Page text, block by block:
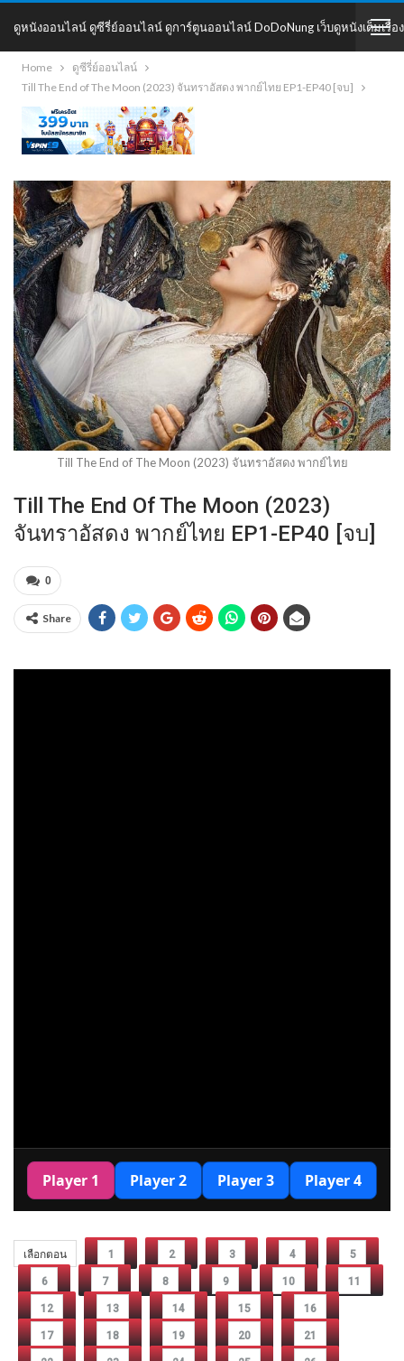
ดูหนังออนไลน์ ดูซีรี่ย์ออนไลน์ ดูการ์ตูนออนไลน์ DoDoNung เว็บดูหนังเต็มเรื่อง
DoDoNung
Home
ดูซีรี่ย์ออนไลน์
Till The End of The Moon (2023) จันทราอัสดง พากย์ไทย EP1-EP40 [จบ]
Till The End of The Moon (2023) จันทราอัสดง พากย์ไทย
Till The End Of The Moon (2023)
จันทราอัสดง พากย์ไทย EP1-EP40 [จบ]
0
Share
เลือกตอน 1 2 3 4 5
6 7 8 9 10 11
12 13 14 15 16
17 18 19 20 21